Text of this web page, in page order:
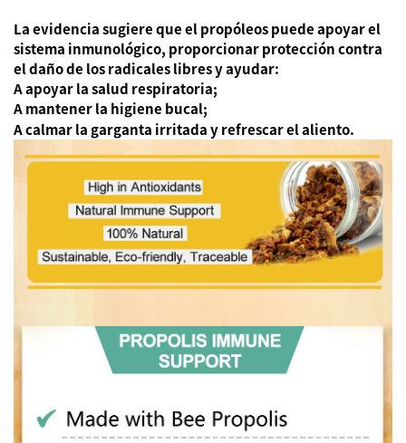
La evidencia sugiere que el propóleos puede apoyar el
sistema inmunológico, proporcionar protección contra
el daño de los radicales libres y ayudar:
A apoyar la salud respiratoria;
A mantener la higiene bucal;
A calmar la garganta irritada y refrescar el aliento.